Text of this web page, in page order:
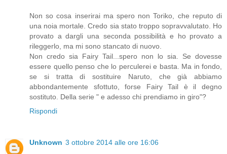
Non so cosa inserirai ma spero non Toriko, che reputo di
una noia mortale. Credo sia stato troppo sopravvalutato. Ho
provato a dargli una seconda possibilità e ho provato a
rileggerlo, ma mi sono stancato di nuovo.
Non credo sia Fairy Tail...spero non lo sia. Se dovesse
essere quello penso che lo perculerei e basta. Ma in fondo,
se si tratta di sostituire Naruto, che già abbiamo
abbondantemente sfottuto, forse Fairy Tail è il degno
sostituto. Della serie " e adesso chi prendiamo in giro"?
Rispondi
Unknown 3 ottobre 2014 alle ore 16:06